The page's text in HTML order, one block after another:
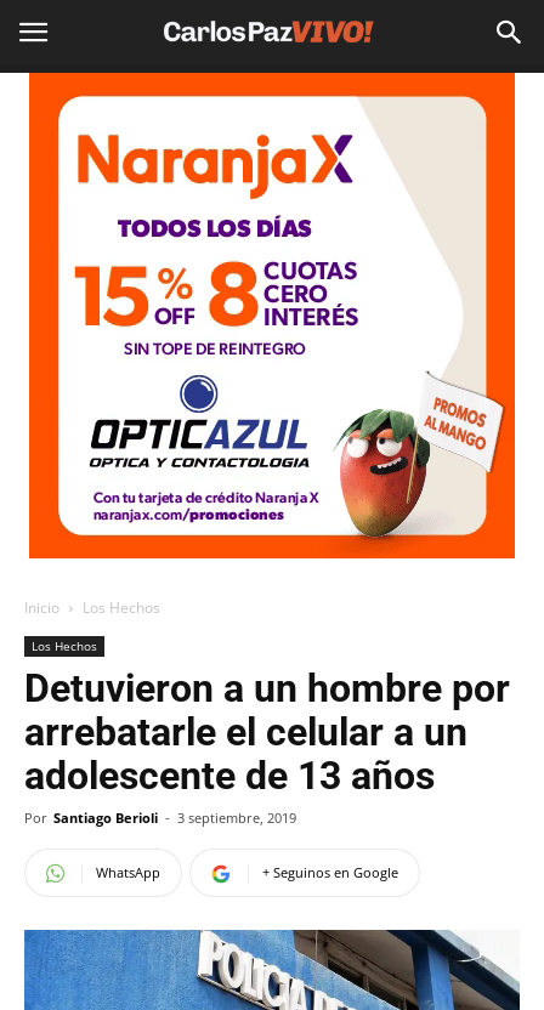
Inicio Los Hechos
Los Hechos
Detuvieron a un hombre por
arrebatarle el celular a un
adolescente de 13 años
Por Santiago Berioli - 3 septiembre, 2019
WhatsApp + Seguinos en Google